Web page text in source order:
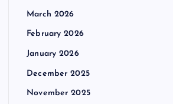
March 2026
February 2026
January 2026
December 2025
November 2025